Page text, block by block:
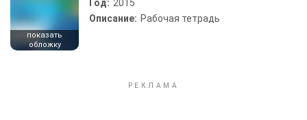
показать
обложку
Год: 2015
Описание: Рабочая тетрадь